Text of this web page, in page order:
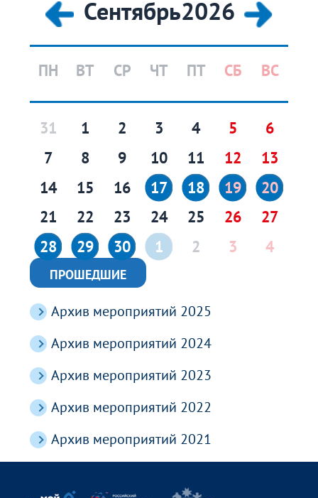
Сентябрь2026
ПН ВТ СР ЧТ ПТ СБ ВС
31 1 2 3 4 5
6
7
8 9 10 11 12
13
14
15 16 17 18 19
20
21
22 23 24 25 26
27
28
29 30 1 2 3 4
ПРОШЕДШИЕ
Архив мероприятий 2025
Архив мероприятий 2024
Архив мероприятий 2023
Архив мероприятий 2022
Архив мероприятий 2021